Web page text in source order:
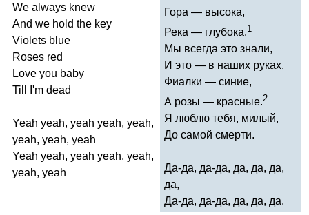
We always knew
And we hold the key
Violets blue
Roses red
Love you baby
Till
I'm dead
Yeah yeah, yeah yeah, yeah,
yeah, yeah, yeah
Yeah yeah, yeah yeah, yeah,
yeah, yeah
Гора — высока,
Река — глубока.1
Мы всегда это знали,
И это — в наших руках.
Фиалки — синие,
А розы — красные.2
Я люблю тебя, милый,
До самой смерти.
Да-да, да-да, да, да, да,
да,
Да-да, да-да, да, да, да.